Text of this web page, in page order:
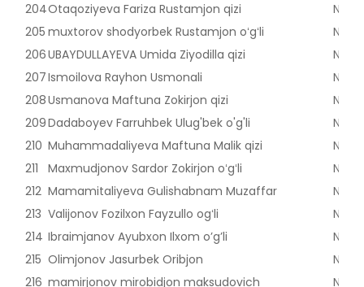
204Otaqoziyeva Fariza Rustamjon qizi
205 muxtorov shodyorbek Rustamjon oʻgʻli
206UBAYDULLAYEVA Umida Ziyodilla qizi
207Ismoilova Rayhon Usmonali
208Usmanova Maftuna Zokirjon qizi
209Dadaboyev Farruhbek Ulug'bek o'g'li
210 Muhammadaliyeva Maftuna Malik qizi
211
Maxmudjonov Sardor Zokirjon oʻgʻli
212 Mamamitaliyeva Gulishabnam Muzaffar
213 Valijonov Fozilxon Fayzullo ogʻli
214 Ibraimjanov Ayubxon Ilxom o’g’li
215 Olimjonov Jasurbek Oribjon
216 mamirjonov mirobidjon maksudovich